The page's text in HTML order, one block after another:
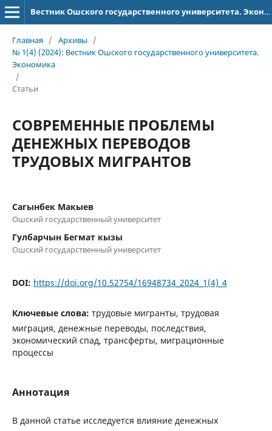
Вестник Ошского государственного университета. Экономика
Главная / Архивы
/
№ 1(4) (2024): Вестник Ошского государственного университета.
Экономика
/
Статьи
СОВРЕМЕННЫЕ ПРОБЛЕМЫ
ДЕНЕЖНЫХ ПЕРЕВОДОВ
ТРУДОВЫХ МИГРАНТОВ
Сагынбек Макыев
Ошский государственный университет
Гулбарчын Бегмат кызы
Ошский государственный университет
DOI: https://doi.org/10.52754/16948734_2024_1(4)_4
Ключевые слова: трудовые мигранты, трудовая
миграция, денежные переводы, последствия,
экономический спад, трансферты, миграционные
процессы
Аннотация
В данной статье исследуется влияние денежных